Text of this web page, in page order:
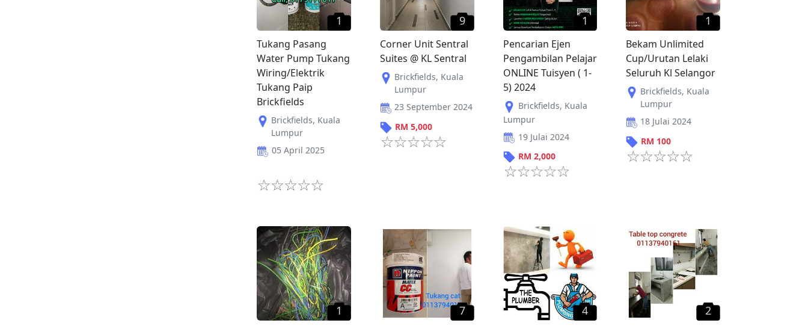
1
Tukang Pasang
Water Pump Tukang
Wiring/Elektrik
Tukang Paip
Brickfields
Brickfields, Kuala
Lumpur
05 April 2025
9
Corner Unit Sentral
Suites @ KL Sentral
Brickfields, Kuala
Lumpur
23 September 2024
RM 5,000
1
Pencarian Ejen
Pengambilan Pelajar
ONLINE Tuisyen ( 1-
5) 2024
Brickfields, Kuala
Lumpur
19 Julai 2024
RM 2,000
1
Bekam Unlimited
Cup/Urutan Lelaki
Seluruh Kl Selangor
Brickfields, Kuala
Lumpur
18 Julai 2024
RM 100
1 7 4 2